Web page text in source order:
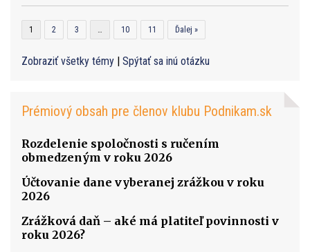
1 2 3 … 10 11 Ďalej »
Zobraziť všetky témy | Spýtať sa inú otázku
Prémiový obsah pre členov klubu Podnikam.sk
Rozdelenie spoločnosti s ručením
obmedzeným v roku 2026
Účtovanie dane vyberanej zrážkou v roku
2026
Zrážková daň – aké má platiteľ povinnosti v
roku 2026?